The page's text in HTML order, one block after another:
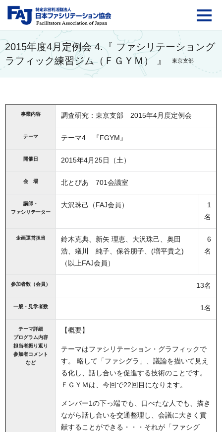
FAJ：特定非営利活動
2015年度4月定例会 4.『 ファシリテーショング
ラフィック練習ジム（ＦＧＹＭ） 』
東京支部
事業内容 調査研究：東京支部 2015年4月度定例会
テーマ テーマ4 『FGYM』
開催日 2015年4月25日（土）
会 場 北とぴあ 701会議室
講師・
ファシリテーター
大沢珠己（FAJ会員）
1
名
企画運営担当
鈴木克典、新矢 理恵、大沢珠己、奥田
浩、蟻川 純子、保谷朋子、(増平貴之)
（以上FAJ会員）
6
名
参加者数（会員） 13名
一般・見学者数 1名
テーマ詳細
プログラム内容
担当者振り返り
参加者コメント
など
【概要】
テーマはファシリテーション・グラフィックで
す。 略して「ファシグラ」、議論を描いて見え
る化し、話し合いを促進する技術のことです。
ＦＧＹＭは、今回で22回目になります。
メンバー1の下っ端でも、口べたな人でも、描き
ながら話し合いを交通整理し、会議に大きく貢
献することができる・・・それが「ファシグ